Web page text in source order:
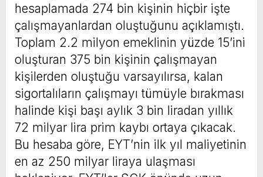
hesaplamada 274 bin kişinin hiçbir işte
çalışmayanlardan oluştuğunu açıklamıştı.
Toplam 2.2 milyon emeklinin yüzde 15’ini
oluşturan 375 bin kişinin çalışmayan
kişilerden oluştuğu varsayılırsa, kalan
sigortalıların çalışmayı tümüyle bırakması
halinde kişi başı aylık 3 bin liradan yıllık
72 milyar lira prim kaybı ortaya çıkacak.
Bu hesaba göre, EYT’nin ilk yıl maliyetinin
en az 250 milyar liraya ulaşması